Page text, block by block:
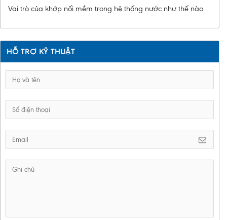
Vai trò của khớp nối mềm trong hệ thống nước như thế nào
HỖ TRỢ KỸ THUẬT